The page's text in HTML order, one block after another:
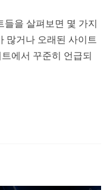
들을 살펴보면 몇 가지
많거나 오래된 사이트
에서 꾸준히 언급되